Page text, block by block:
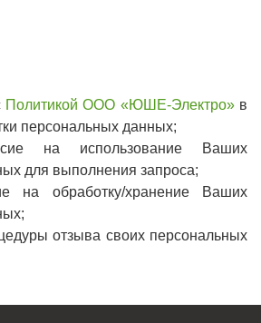
Политикой ООО «ЮШЕ-Эле­ктро»в
персональных данных­;
на использование Ваших
для вы­полнения запроса;
на обработку/хранение Ваших
отзыва своих персональных